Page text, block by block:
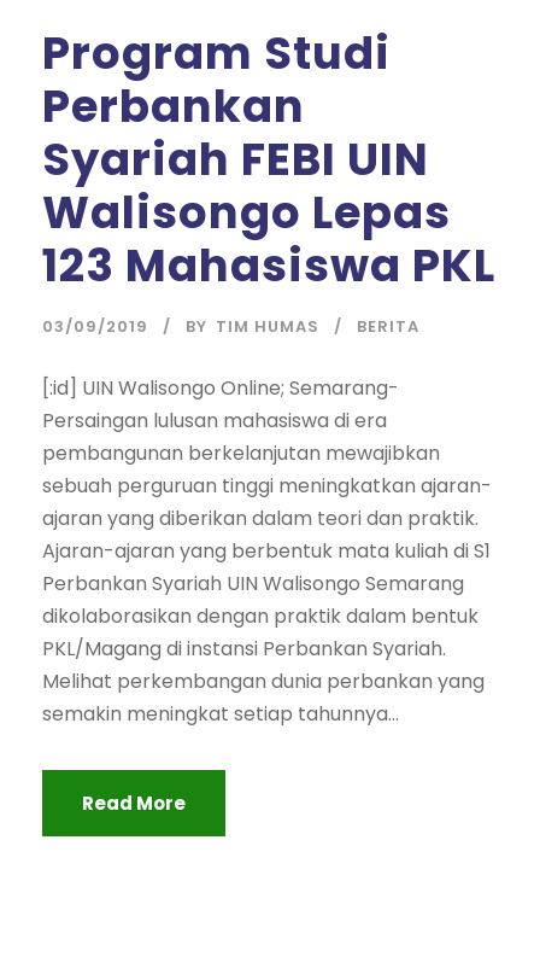
Program Studi
Perbankan
Syariah FEBI UIN
Walisongo Lepas
123 Mahasiswa PKL
03/09/2019 BY TIM HUMAS BERITA
[:id] UIN Walisongo Online; Semarang-
Persaingan lulusan mahasiswa di era
pembangunan berkelanjutan mewajibkan
sebuah perguruan tinggi meningkatkan ajaran-
ajaran yang diberikan dalam teori dan praktik.
Ajaran-ajaran yang berbentuk mata kuliah di S1
Perbankan Syariah UIN Walisongo Semarang
dikolaborasikan dengan praktik dalam bentuk
PKL/Magang di instansi Perbankan Syariah.
Melihat perkembangan dunia perbankan yang
semakin meningkat setiap tahunnya...
Read More